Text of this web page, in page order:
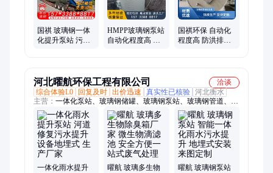
国祺 玻璃钢一体
化提升泵站 污水
HMPP玻璃钢泵站
自动化程度高 国
国祺环保 自动化
程度高 防洪排涝
河北曜航环保工程有限公司
洽谈
综合体验L0
回复及时 出价迅速 真实性已核验 河北衡水
主营： 一体化泵站、玻璃钢储罐、玻璃钢泵站、玻璃钢管道、生
物除臭箱
一体化雨水提升
曜航 玻璃多生物
曜航 玻璃钢泵站